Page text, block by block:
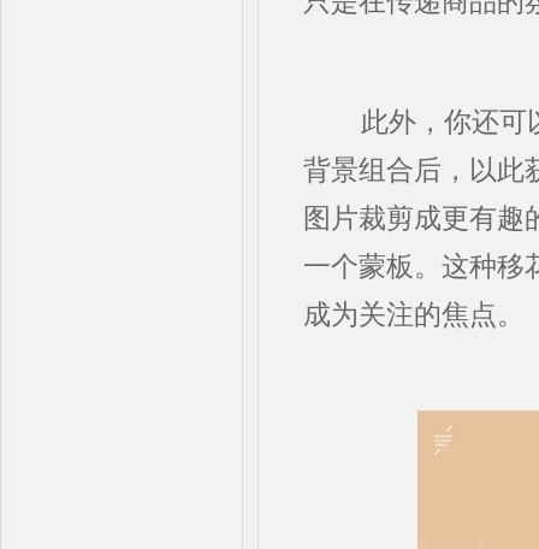
此外，你还可以
背景组合后，以此
图片裁剪成更有趣
一个蒙板。这种移
成为关注的焦点。